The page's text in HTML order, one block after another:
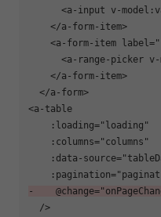
<a-input v-
    </a-form-item>
<a-form-item label="
<a-range-picker
    </a-form-item>
  </a-form>
<a-table
:loading="loading"
:columns="columns"
:data-
-
/>